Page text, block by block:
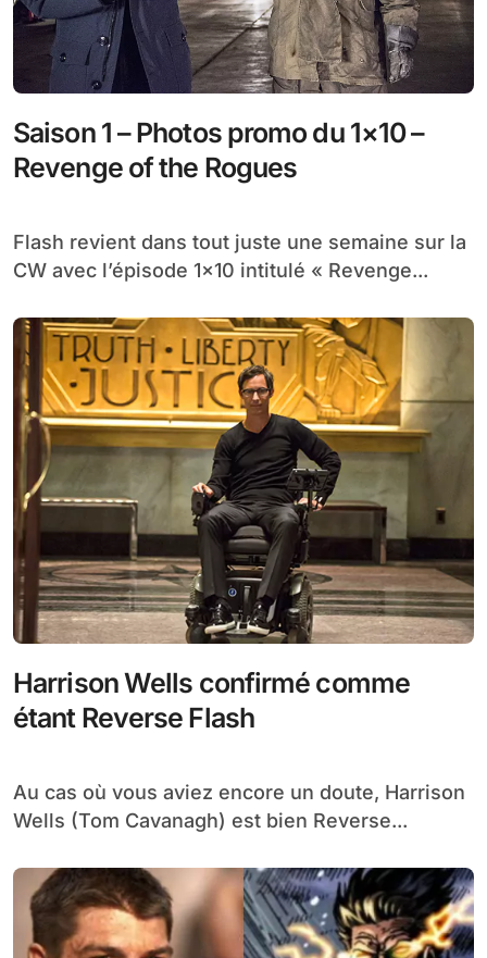
Saison 1 – Photos promo du 1×10 –
Revenge of the Rogues
Flash revient dans tout juste une semaine sur la
CW avec l’épisode 1×10 intitulé « Revenge...
Harrison Wells confirmé comme
étant Reverse Flash
Au cas où vous aviez encore un doute, Harrison
Wells (Tom Cavanagh) est bien Reverse...